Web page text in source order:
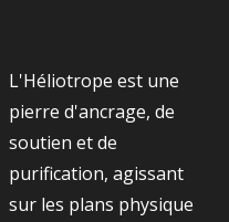
L'Héliotrope est une
pierre d'ancrage, de
soutien et de
purification, agissant
sur les plans physique